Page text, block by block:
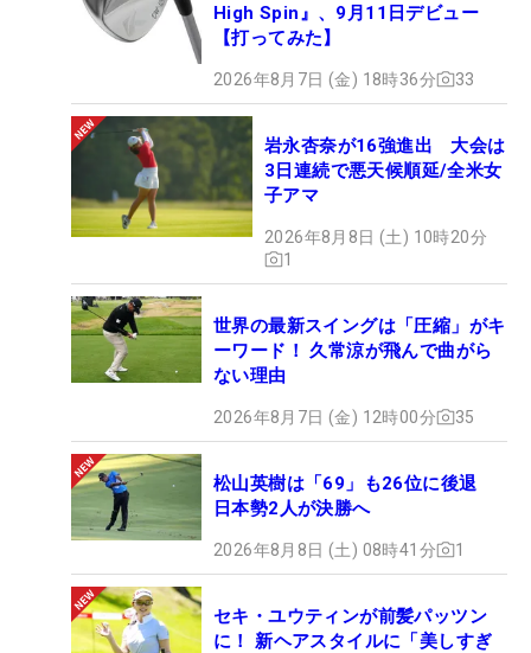
High Spin』、9月11日デビュー
【打ってみた】
2026年8月7日 (金) 18時36分 33
岩永杏奈が16強進出 大会は
3日連続で悪天候順延/全米女
子アマ
2026年8月8日 (土) 10時20分
1
世界の最新スイングは「圧縮」がキ
ーワード！ 久常涼が飛んで曲がら
ない理由
2026年8月7日 (金) 12時00分 35
松山英樹は「69」も26位に後退
日本勢2人が決勝へ
2026年8月8日 (土) 08時41分 1
セキ・ユウティンが前髪パッツン
に！ 新ヘアスタイルに「美しすぎ